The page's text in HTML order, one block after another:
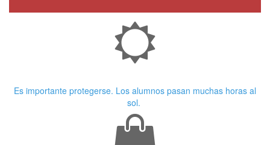
Es importante protegerse. Los alumnos pasan muchas horas al
sol.